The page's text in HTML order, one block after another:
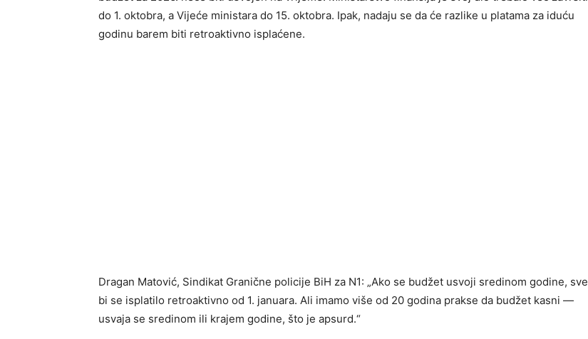
do 1. oktobra, a Vijeće ministara do 15. oktobra. Ipak, nadaju se da će razlike u platama za iduću
godinu barem biti retroaktivno isplaćene.
Dragan Matović, Sindikat Granične policije BiH za N1: „Ako se budžet usvoji sredinom godine, sve
bi se isplatilo retroaktivno od 1. januara. Ali imamo više od 20 godina prakse da budžet kasni —
usvaja se sredinom ili krajem godine, što je apsurd.“